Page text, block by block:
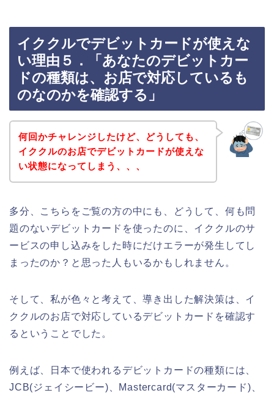
イククルでデビットカードが使えな
い理由５．「あなたのデビットカー
ドの種類は、お店で対応しているも
のなのかを確認する」
何回かチャレンジしたけど、どうしても、
イククルのお店でデビットカードが使えな
い状態になってしまう、、、
多分、こちらをご覧の方の中にも、どうして、何も問
題のないデビットカードを使ったのに、イククルのサ
ービスの申し込みをした時にだけエラーが発生してし
まったのか？と思った人もいるかもしれません。
そして、私が色々と考えて、導き出した解決策は、イ
ククルのお店で対応しているデビットカードを確認す
るということでした。
例えば、日本で使われるデビットカードの種類には、
JCB(ジェイシービー)、Mastercard(マスターカード)、